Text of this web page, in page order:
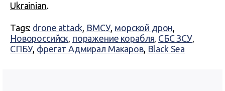
Ukrainian.
Tags: drone attack, ВМСУ, морской дрон,
Новороссийск, поражение корабля, СБС ЗСУ,
СПБУ, фрегат Адмирал Макаров, Black Sea